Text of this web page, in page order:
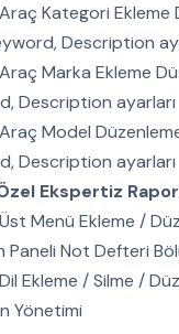
Araç Kategori
Description
Araç Marka Ekleme
Description ayarları
Araç Model
Description ayarları
Ekspertiz
Üst Menü Ekleme /
Paneli Not Defteri
Dil Ekleme / Silme /
Yönetimi